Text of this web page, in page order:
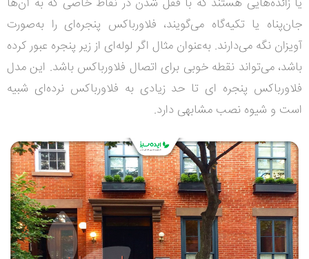
جان‌پناه یا تکیه‌گاه می‌گویند، فلاورباکس پنجره‌ای را به‌صورت
آویزان نگه می‌دارند. به‌عنوان مثال اگر لوله‌ای از زیر پنجره عبور کرده
باشد، می‌تواند نقطه خوبی برای اتصال فلاورباکس باشد. این مدل
فلاورباکس پنجره ای تا حد زیادی به فلاورباکس نرده‌ای شبیه
است و شیوه نصب مشابهی دارد.